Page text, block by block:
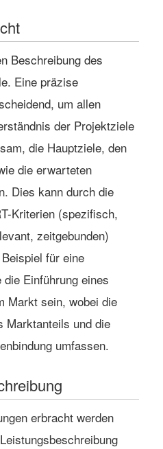
Beschreibung des
Eine präzise
um allen
der Projektziele
die Hauptziele, den
die erwarteten
Dies kann durch die
Kriterien (spezifisch,
zeitgebunden)
für eine
Einführung eines
Markt sein, wobei die
Marktanteils und die
umfassen.
erbracht werden